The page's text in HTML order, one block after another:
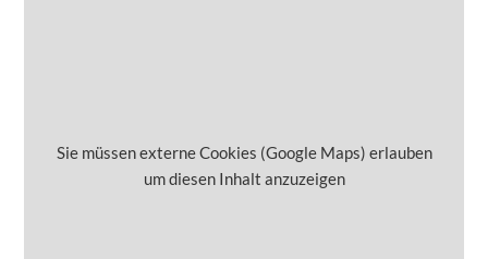
Sie müssen externe Cookies (Google Maps) erlauben
um diesen Inhalt anzuzeigen